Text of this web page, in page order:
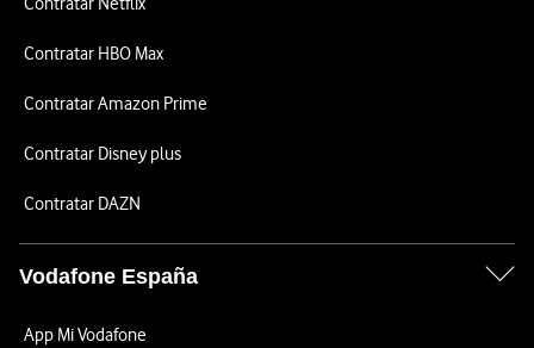
Contratar HBO Max
Contratar Amazon Prime
Contratar Disney plus
Contratar DAZN
Vodafone España
App Mi Vodafone